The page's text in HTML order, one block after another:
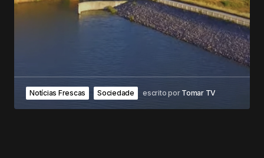
Notícias Frescas Sociedade escrito por Tomar TV